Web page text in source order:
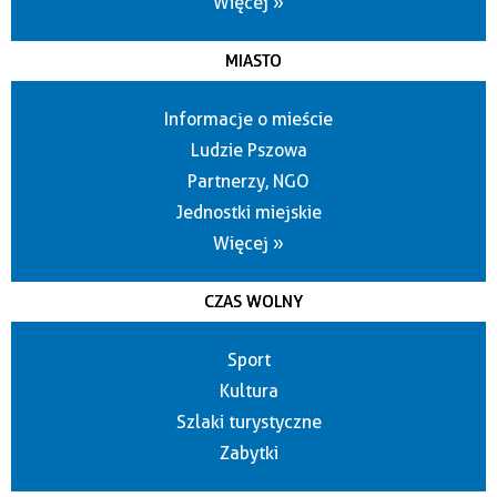
MIASTO
Informacje o mieście
Ludzie Pszowa
Partnerzy, NGO
Jednostki miejskie
Więcej »
CZAS WOLNY
Sport
Kultura
Szlaki turystyczne
Zabytki